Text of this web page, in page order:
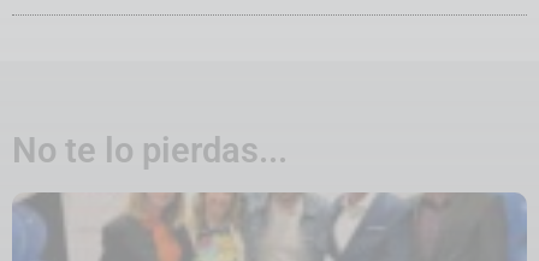
No te lo pierdas...